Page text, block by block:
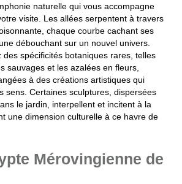
naturelle qui vous accompagne
visite. Les allées serpentent à travers
chaque courbe cachant ses
débouchant sur un nouvel univers.
des spécificités botaniques rares, telles
sauvages et les azalées en fleurs,
à des créations artistiques qui
sens. Certaines sculptures, dispersées
le jardin, interpellent et incitent à la
une dimension culturelle à ce havre de
Mérovingienne de